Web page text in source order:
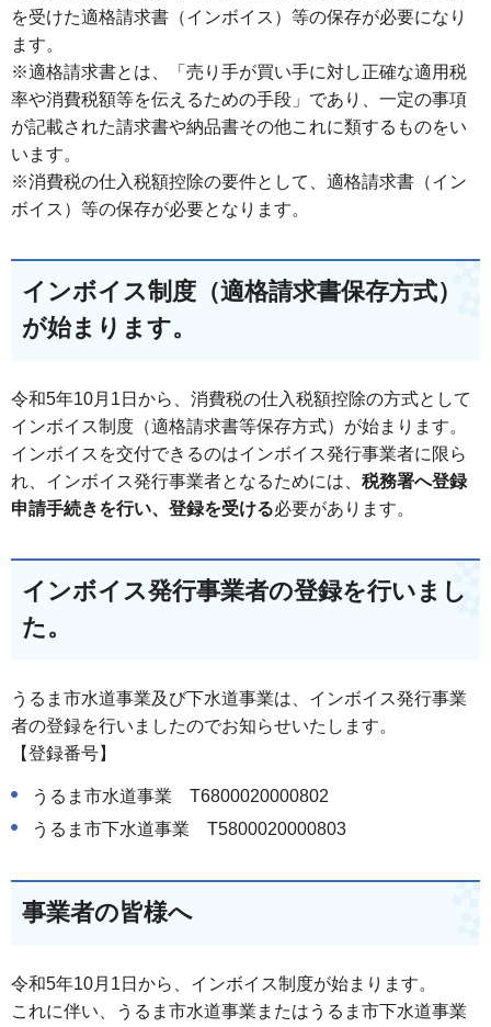
を受けた適格請求書（インボイス）等の保存が必要になり
ます。
※適格請求書とは、「売り手が買い手に対し正確な適用税
率や消費税額等を伝えるための手段」であり、一定の事項
が記載された請求書や納品書その他これに類するものをい
います。
※消費税の仕入税額控除の要件として、適格請求書（イン
ボイス）等の保存が必要となります。
インボイス制度（適格請求書保存方式）
が始まります。
令和5年10月1日から、消費税の仕入税額控除の方式として
インボイス制度（適格請求書等保存方式）が始まります。
インボイスを交付できるのはインボイス発行事業者に限ら
れ、インボイス発行事業者となるためには、 税務署へ登録
申請手続きを行い、登録を受ける必要があります。
インボイス発行事業者の登録を行いまし
た。
うるま市水道事業及び下水道事業は、インボイス発行事業
者の登録を行いましたのでお知らせいたします。
【登録番号】
うるま市水道事業 T6800020000802
うるま市下水道事業 T5800020000803
事業者の皆様へ
令和5年10月1日から、インボイス制度が始まります。
これに伴い、うるま市水道事業またはうるま市下水道事業